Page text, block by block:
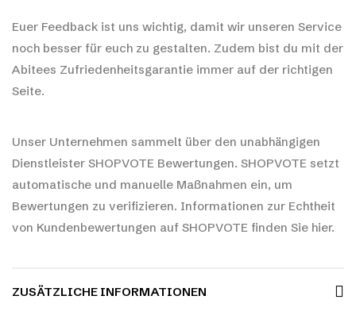
Euer Feedback ist uns wichtig, damit wir unseren Service
noch besser für euch zu gestalten. Zudem bist du mit der
Abitees Zufriedenheitsgarantie immer auf der richtigen
Seite.
Unser Unternehmen sammelt über den unabhängigen
Dienstleister SHOPVOTE Bewertungen. SHOPVOTE setzt
automatische und manuelle Maßnahmen ein, um
Bewertungen zu verifizieren. Informationen zur Echtheit
von Kundenbewertungen auf SHOPVOTE finden Sie hier.
ZUSÄTZLICHE INFORMATIONEN